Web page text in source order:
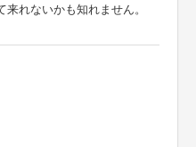
れないかも知れません。